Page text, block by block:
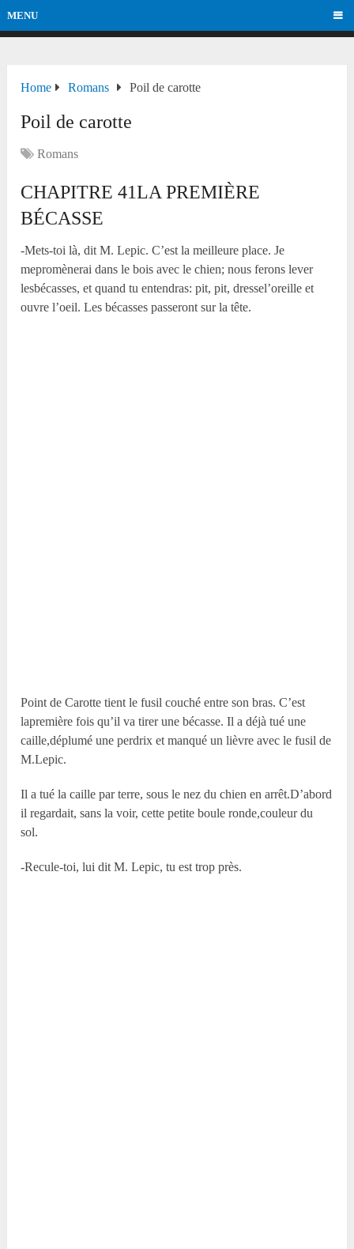
MENU
Home Romans Poil de carotte
Poil de carotte
Romans
CHAPITRE 41LA PREMIÈRE
BÉCASSE
-Mets-toi là, dit M. Lepic. C’est la meilleure place. Je
mepromènerai dans le bois avec le chien; nous ferons lever
lesbécasses, et quand tu entendras: pit, pit, dressel’oreille et
ouvre l’oeil. Les bécasses passeront sur la tête.
Point de Carotte tient le fusil couché entre son bras. C’est
lapremière fois qu’il va tirer une bécasse. Il a déjà tué une
caille,déplumé une perdrix et manqué un lièvre avec le fusil de
M.Lepic.
Il a tué la caille par terre, sous le nez du chien en arrêt.D’abord
il regardait, sans la voir, cette petite boule ronde,couleur du
sol.
-Recule-toi, lui dit M. Lepic, tu est trop près.